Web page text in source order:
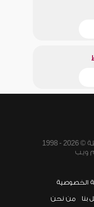
جميع الحقوق محفوظة © 2026 - 1998
ويب
الخصوصية
بنا من نحن